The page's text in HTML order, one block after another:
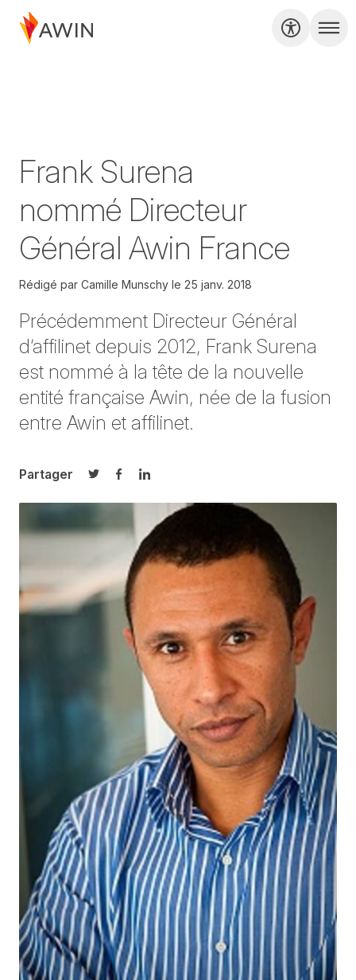
Frank Surena
nommé Directeur
Général Awin France
Rédigé par Camille Munschy le 25 janv. 2018
Précédemment Directeur Général
d’affilinet depuis 2012, Frank Surena
est nommé à la tête de la nouvelle
entité française Awin, née de la fusion
entre Awin et affilinet.
Partager
Partager sur Twitter
Partager sur Facebook
Partager sur LinkedIn